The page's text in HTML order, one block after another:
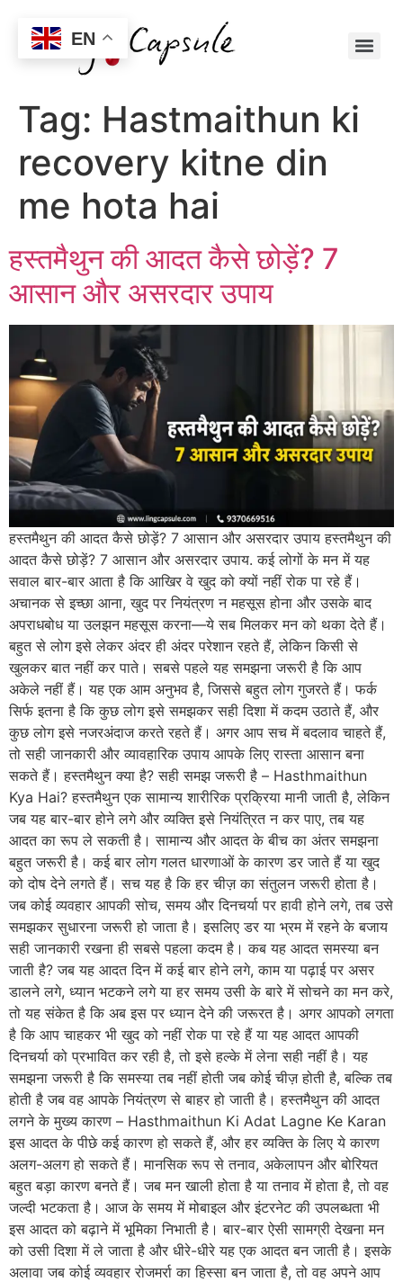
Tag: Hastmaithun ki
recovery kitne din
me hota hai
हस्तमैथुन की आदत कैसे छोड़ें? 7
आसान और असरदार उपाय
हस्तमैथुन की आदत कैसे छोड़ें? 7 आसान और असरदार उपाय हस्तमैथुन की
आदत कैसे छोड़ें? 7 आसान और असरदार उपाय. कई लोगों के मन में यह
सवाल बार-बार आता है कि आखिर वे खुद को क्यों नहीं रोक पा रहे हैं।
अचानक से इच्छा आना, खुद पर नियंत्रण न महसूस होना और उसके बाद
अपराधबोध या उलझन महसूस करना—ये सब मिलकर मन को थका देते हैं।
बहुत से लोग इसे लेकर अंदर ही अंदर परेशान रहते हैं, लेकिन किसी से
खुलकर बात नहीं कर पाते। सबसे पहले यह समझना जरूरी है कि आप
अकेले नहीं हैं। यह एक आम अनुभव है, जिससे बहुत लोग गुजरते हैं। फर्क
सिर्फ इतना है कि कुछ लोग इसे समझकर सही दिशा में कदम उठाते हैं, और
कुछ लोग इसे नजरअंदाज करते रहते हैं। अगर आप सच में बदलाव चाहते हैं,
तो सही जानकारी और व्यावहारिक उपाय आपके लिए रास्ता आसान बना
सकते हैं। हस्तमैथुन क्या है? सही समझ जरूरी है – Hasthmaithun
Kya Hai? हस्तमैथुन एक सामान्य शारीरिक प्रक्रिया मानी जाती है, लेकिन
जब यह बार-बार होने लगे और व्यक्ति इसे नियंत्रित न कर पाए, तब यह
आदत का रूप ले सकती है। सामान्य और आदत के बीच का अंतर समझना
बहुत जरूरी है। कई बार लोग गलत धारणाओं के कारण डर जाते हैं या खुद
को दोष देने लगते हैं। सच यह है कि हर चीज़ का संतुलन जरूरी होता है।
जब कोई व्यवहार आपकी सोच, समय और दिनचर्या पर हावी होने लगे, तब उसे
समझकर सुधारना जरूरी हो जाता है। इसलिए डर या भ्रम में रहने के बजाय
सही जानकारी रखना ही सबसे पहला कदम है। कब यह आदत समस्या बन
जाती है? जब यह आदत दिन में कई बार होने लगे, काम या पढ़ाई पर असर
डालने लगे, ध्यान भटकने लगे या हर समय उसी के बारे में सोचने का मन करे,
तो यह संकेत है कि अब इस पर ध्यान देने की जरूरत है। अगर आपको लगता
है कि आप चाहकर भी खुद को नहीं रोक पा रहे हैं या यह आदत आपकी
दिनचर्या को प्रभावित कर रही है, तो इसे हल्के में लेना सही नहीं है। यह
समझना जरूरी है कि समस्या तब नहीं होती जब कोई चीज़ होती है, बल्कि तब
होती है जब वह आपके नियंत्रण से बाहर हो जाती है। हस्तमैथुन की आदत
लगने के मुख्य कारण – Hasthmaithun Ki Adat Lagne Ke Karan
इस आदत के पीछे कई कारण हो सकते हैं, और हर व्यक्ति के लिए ये कारण
अलग-अलग हो सकते हैं। मानसिक रूप से तनाव, अकेलापन और बोरियत
बहुत बड़ा कारण बनते हैं। जब मन खाली होता है या तनाव में होता है, तो वह
जल्दी भटकता है। आज के समय में मोबाइल और इंटरनेट की उपलब्धता भी
इस आदत को बढ़ाने में भूमिका निभाती है। बार-बार ऐसी सामग्री देखना मन
को उसी दिशा में ले जाता है और धीरे-धीरे यह एक आदत बन जाती है। इसके
अलावा जब कोई व्यवहार रोजमर्रा का हिस्सा बन जाता है, तो वह अपने आप
EN